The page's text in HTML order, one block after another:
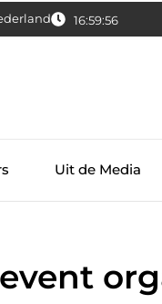
16:59:58
Uit de Media